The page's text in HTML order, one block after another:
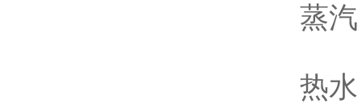
蒸汽
热水